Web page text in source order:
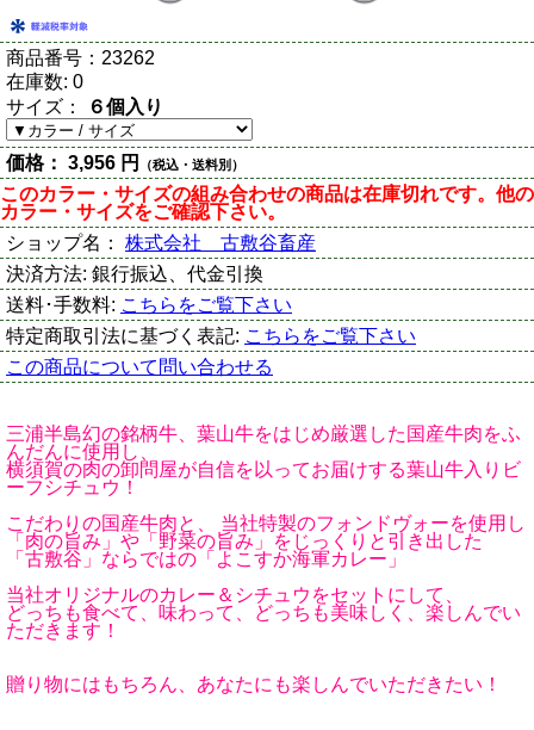
商品番号： 23262
在庫数: 0
サイズ： ６個入り
価格： 3,956 円 （税込・送料別）
このカラー・サイズの組み合わせの商品は在庫切れです。他の
カラー・サイズをご確認下さい。
ショップ名： 株式会社 古敷谷畜産
決済方法: 銀行振込、代金引換
送料･手数料: こちらをご覧下さい
特定商取引法に基づく表記: こちらをご覧下さい
この商品について問い合わせる
三浦半島幻の銘柄牛、葉山牛をはじめ厳選した国産牛肉をふ
んだんに使用し、
横須賀の肉の卸問屋が自信を以ってお届けする葉山牛入りビ
ーフシチュウ！
こだわりの国産牛肉と、 当社特製のフォンドヴォーを使用し
「肉の旨み」や「野菜の旨み」をじっくりと引き出した
「古敷谷」ならではの「よこすか海軍カレー」
当社オリジナルのカレー＆シチュウをセットにして、
どっちも食べて、味わって、どっちも美味しく、楽しんでい
ただきます！
贈り物にはもちろん、あなたにも楽しんでいただきたい！